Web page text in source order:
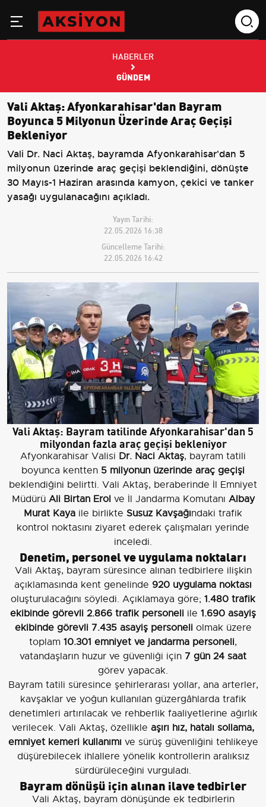
HABERLER
GÜNDEM
Vali Aktaş: Afyonkarahisar'dan Bayram
Boyunca 5 Milyonun Üzerinde Araç Geçişi
Bekleniyor
Vali Dr. Naci Aktaş, bayramda Afyonkarahisar'dan 5
milyonun üzerinde araç geçişi beklendiğini, dönüşte
30 Mayıs-1 Haziran arasında kamyon, çekici ve tanker
yasağı uygulanacağını açıkladı.
Yayın Tarihi:
22.05.2026 16:38
Güncelleme Tarihi:
22.05.2026 16:42
Vali Aktaş: Bayram tatilinde Afyonkarahisar'dan 5
milyondan fazla araç geçişi bekleniyor
Afyonkarahisar Valisi Dr. Naci Aktaş, bayram tatili
boyunca kentten 5 milyonun üzerinde araç geçişi
beklendiğini belirtti. Vali Aktaş, beraberinde İl Emniyet
Müdürü Ali Birtan Erol ve İl Jandarma Komutanı Albay
Murat Kaya ile birlikte Susuz Kavşağındaki trafik
kontrol noktasını ziyaret ederek çalışmaları yerinde
inceledi.
Denetim, personel ve uygulama noktaları
Vali Aktaş, bayram süresince alınan tedbirlere ilişkin
açıklamasında kent genelinde 920 uygulama noktası
oluşturulacağını söyledi. Açıklamaya göre; 1.480 trafik
ekibinde görevli 2.866 trafik personeli ile 1.690 asayiş
ekibinde görevli 7.435 asayiş personeliolmak üzere
toplam 10.301 emniyet ve jandarma personeli,
vatandaşların huzur ve güvenliği için 7 gün 24 saat
görev yapacak.
Bayram tatili süresince şehirlerarası yollar, ana arterler,
kavşaklar ve yoğun kullanılan güzergâhlarda trafik
denetimleri artırılacak ve rehberlik faaliyetlerine ağırlık
verilecek. Vali Aktaş, özellikle aşırı hız, hatalı sollama,
emniyet kemeri kullanımı ve sürüş güvenliğini tehlikeye
düşürebilecek ihlallere yönelik kontrollerin aralıksız
sürdürüleceğini vurguladı.
Bayram dönüşü için alınan ilave tedbirler
Vali Aktaş, bayram dönüşünde ek tedbirlerin